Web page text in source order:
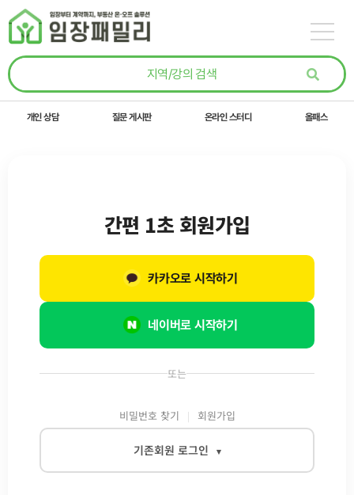
콘텐츠로
건너뛰기
개인 상담 질문 게시판 온라인 스터디 올패스
또는
비밀번호 찾기 회원가입
기존회원 로그인 ▾
간편 1초 회원가입
네이버로 시작하기
카카오로 시작하기